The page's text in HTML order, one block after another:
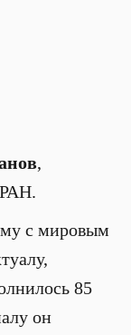
,
с мировым
85
он